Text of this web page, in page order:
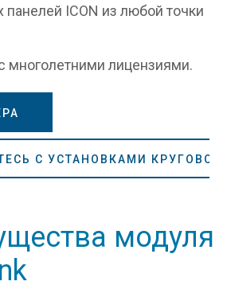
панелей ICON из любой точки
многолетними лицензиями.
С УСТАНОВКАМИ
модуля